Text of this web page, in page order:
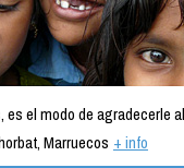
el modo de agradecerle
Marruecos + info